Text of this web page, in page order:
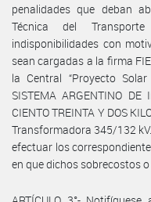
penalidades que deban
Técnica del
indisponibilidades con
sean cargadas a la firma
la Central “Proyecto
SISTEMA ARGENTINO
CIENTO TREINTA Y DOS
Transformadora 345/132
efectuar los
en que dichos sobrecostos